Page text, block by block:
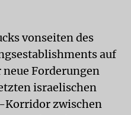
vonseiten des
auf
Forderungen
israelischen
Korridor zwischen